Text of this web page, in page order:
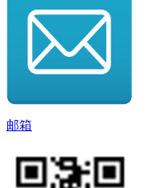
邮箱